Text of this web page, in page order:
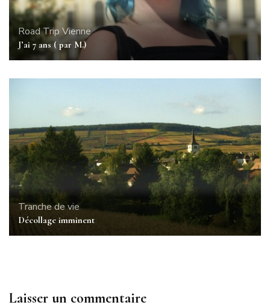
Road TripVienne
J’ai 7 ans ( par M.)
Tranche de vie
Décollage imminent
Laisser un commentaire